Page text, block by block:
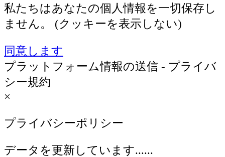
私たちはあなたの個人情報を一切保存し
ません。 (クッキーを表示しない)
同意します
プラットフォーム情報の送信 - プライバ
シー規約
×
プライバシーポリシー
データを更新しています......